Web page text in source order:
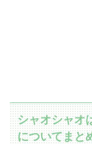
シャオシャオ
についてまと